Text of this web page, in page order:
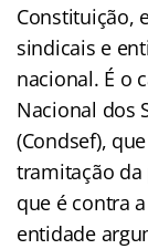
Constituição,
sindicais e
nacional. É o
Nacional dos
(Condsef),
tramitação da
que é contra
entidade